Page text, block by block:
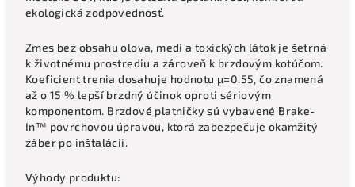
ekologická zodpovednosť.
Zmes bez obsahu olova, medi a toxických látok je šetrná
k životnému prostrediu a zároveň k brzdovým kotúčom.
Koeficient trenia dosahuje hodnotu μ=0.55, čo znamená
až o 15 % lepší brzdný účinok oproti sériovým
komponentom. Brzdové platničky sú vybavené Brake-
In™ povrchovou úpravou, ktorá zabezpečuje okamžitý
záber po inštalácii.
Výhody produktu: